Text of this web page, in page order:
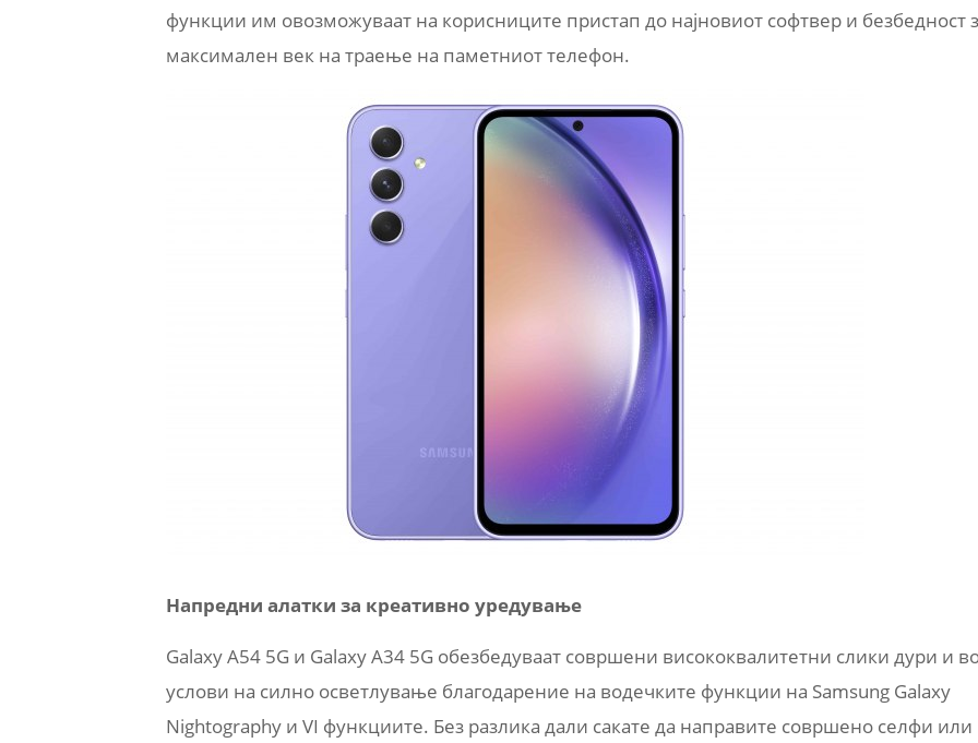
функции им овозможуваат на корисниците пристап до најновиот софтвер и безбедност
максимален век на траење на паметниот телефон.
Напредни алатки за креативно уредување
Galaxy A54 5G и Galaxy A34 5G обезбедуваат совршени висококвалитетни слики дури и
услови на силно осветлување благодарение на водечките функции на Samsung Galaxy
Nightography и VI функциите. Без разлика дали сакате да направите совршено селфи или